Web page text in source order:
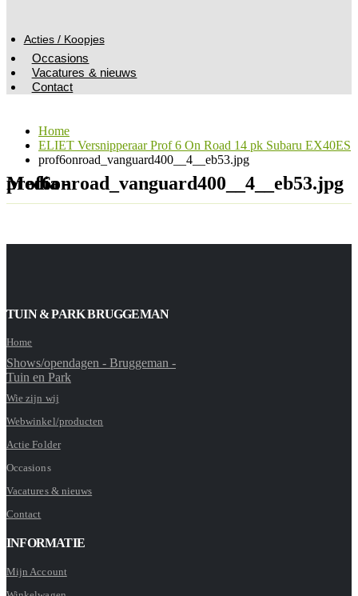
Acties / Koopjes
Occasions
Vacatures & nieuws
Contact
Home
ELIET Versnipperaar Prof 6 On Road 14 pk Subaru EX40ES
prof6onroad_vanguard400__4__eb53.jpg
Media - prof6onroad_vanguard400__4__eb53.jpg
TUIN & PARK BRUGGEMAN
Home
Shows/opendagen - Bruggeman -
Tuin en Park
Wie zijn wij
Webwinkel/producten
Actie Folder
Occasions
Vacatures & nieuws
Contact
INFORMATIE
Mijn Account